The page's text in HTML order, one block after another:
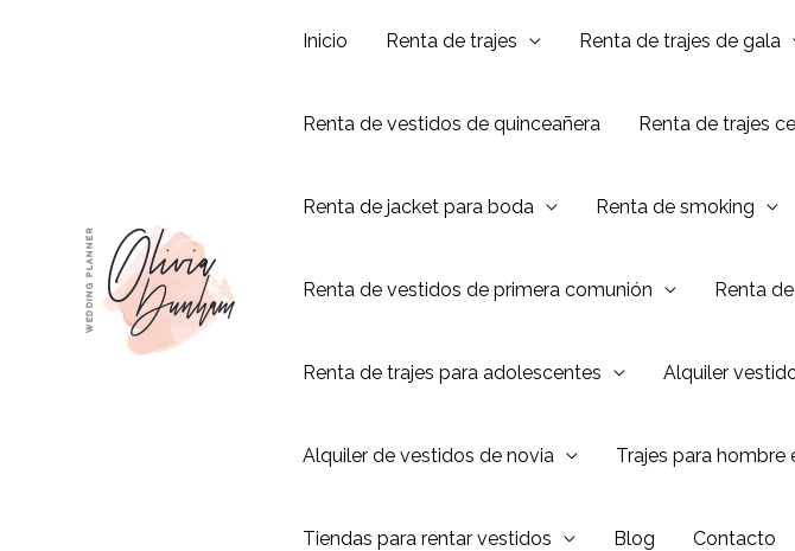
Inicio Renta de trajes Renta de trajes de gala
Renta de vestidos de quinceañera Renta de trajes
Renta de jacket para boda Renta de smoking
Renta de vestidos de primera comunión Renta
Renta de trajes para adolescentes Alquiler
Alquiler de vestidos de novia Trajes para hombre
Tiendas para rentar vestidos Blog Contacto